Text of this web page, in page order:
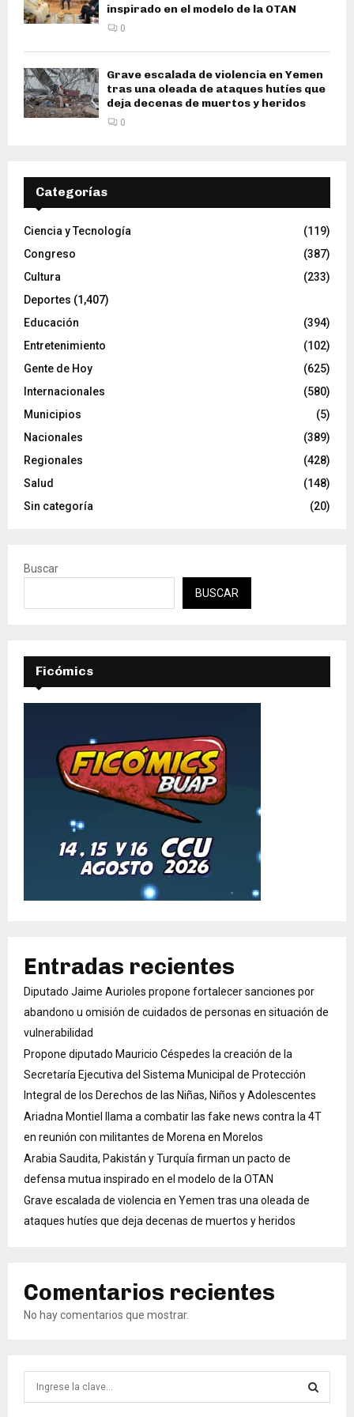
inspirado en el modelo de la OTAN
0
Grave escalada de violencia en Yemen
tras una oleada de ataques hutíes que
deja decenas de muertos y heridos
0
Categorías
Ciencia y Tecnología
(119)
Congreso
(387)
Cultura
(233)
Deportes (1,407)
Educación
(394)
Entretenimiento
(102)
Gente de Hoy
(625)
Internacionales
(580)
Municipios
(5)
Nacionales
(389)
Regionales
(428)
Salud
(148)
Sin categoría
(20)
Buscar
BUSCAR
Ficómics
Entradas recientes
Diputado Jaime Aurioles propone fortalecer sanciones por
abandono u omisión de cuidados de personas en situación de
vulnerabilidad
Propone diputado Mauricio Céspedes la creación de la
Secretaría Ejecutiva del Sistema Municipal de Protección
Integral de los Derechos de las Niñas, Niños y Adolescentes
Ariadna Montiel llama a combatir las fake news contra la 4T
en reunión con militantes de Morena en Morelos
Arabia Saudita, Pakistán y Turquía firman un pacto de
defensa mutua inspirado en el modelo de la OTAN
Grave escalada de violencia en Yemen tras una oleada de
ataques hutíes que deja decenas de muertos y heridos
Comentarios recientes
No hay comentarios que mostrar.